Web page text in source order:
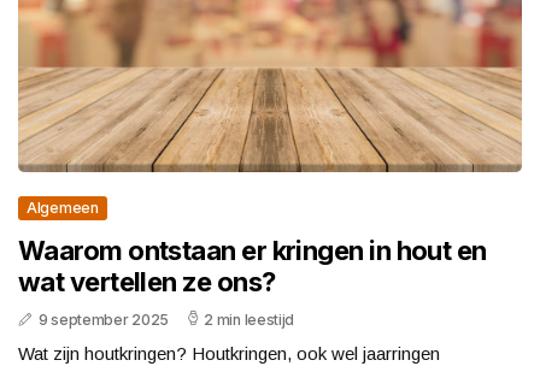
Algemeen
Waarom ontstaan er kringen in hout en
wat vertellen ze ons?
9 september 2025 2 min leestijd
Wat zijn houtkringen? Houtkringen, ook wel jaarringen